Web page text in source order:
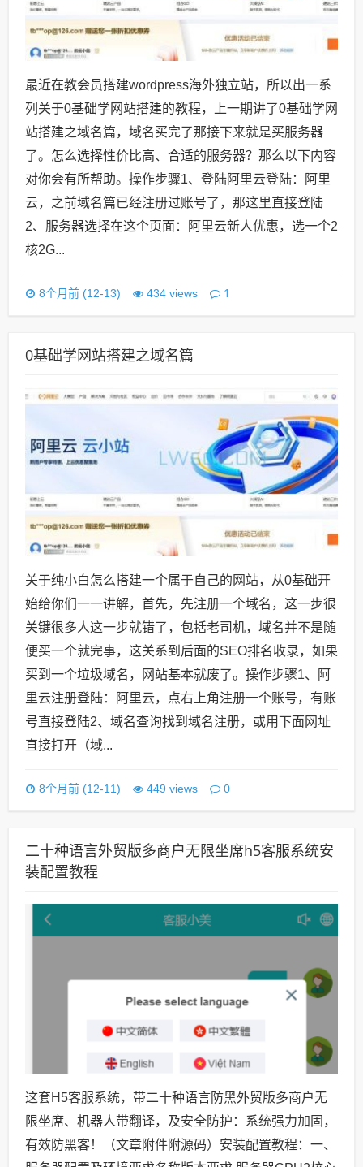
最近在教会员搭建wordpress海外独立站，所以出一系
列关于0基础学网站搭建的教程，上一期讲了0基础学网
站搭建之域名篇，域名买完了那接下来就是买服务器
了。怎么选择性价比高、合适的服务器？那么以下内容
对你会有所帮助。操作步骤1、登陆阿里云登陆：阿里
云，之前域名篇已经注册过账号了，那这里直接登陆
2、服务器选择在这个页面：阿里云新人优惠，选一个2
核2G...
8个月前 (12-13) 434 views 1
0基础学网站搭建之域名篇
关于纯小白怎么搭建一个属于自己的网站，从0基础开
始给你们一一讲解，首先，先注册一个域名，这一步很
关键很多人这一步就错了，包括老司机，域名并不是随
便买一个就完事，这关系到后面的SEO排名收录，如果
买到一个垃圾域名，网站基本就废了。操作步骤1、阿
里云注册登陆：阿里云，点右上角注册一个账号，有账
号直接登陆2、域名查询找到域名注册，或用下面网址
直接打开（域...
8个月前 (12-11) 449 views 0
二十种语言外贸版多商户无限坐席h5客服系统安
装配置教程
这套H5客服系统，带二十种语言防黑外贸版多商户无
限坐席、机器人带翻译，及安全防护：系统强力加固，
有效防黑客！（文章附件附源码）安装配置教程：一、